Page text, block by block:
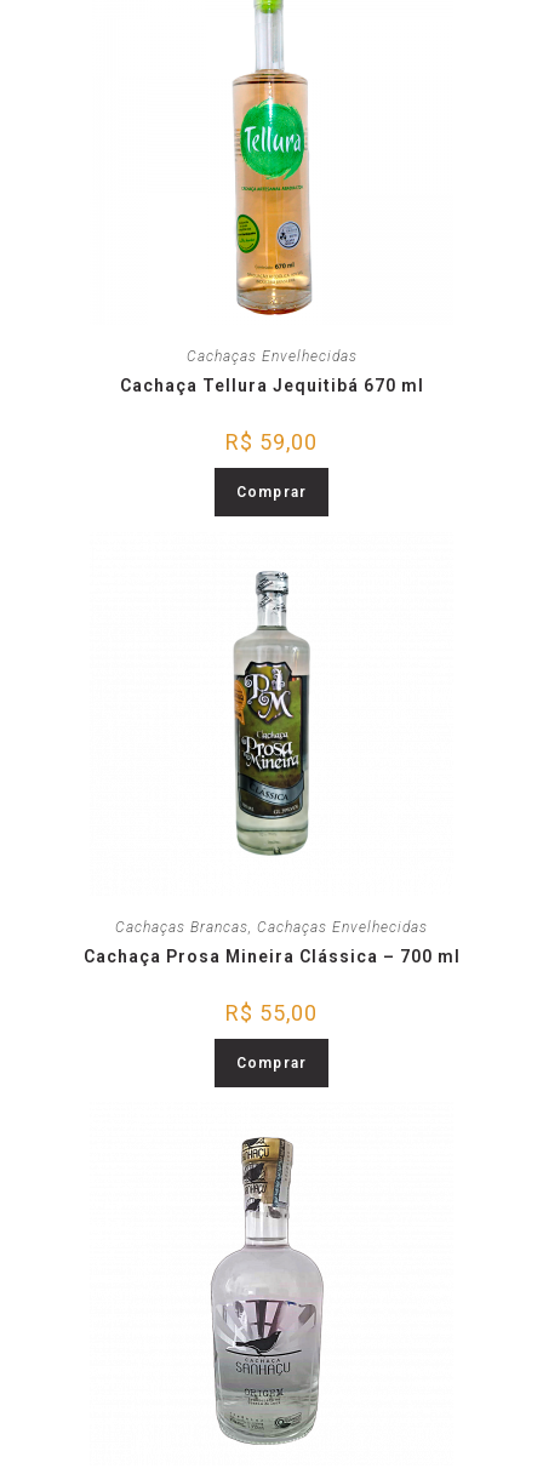
Cachaças Envelhecidas
Cachaça Tellura Jequitibá 670 ml
R$ 59,00
Comprar
Cachaças Brancas Cachaças Envelhecidas
Cachaça Prosa Mineira Clássica – 700 ml
R$ 55,00
Comprar